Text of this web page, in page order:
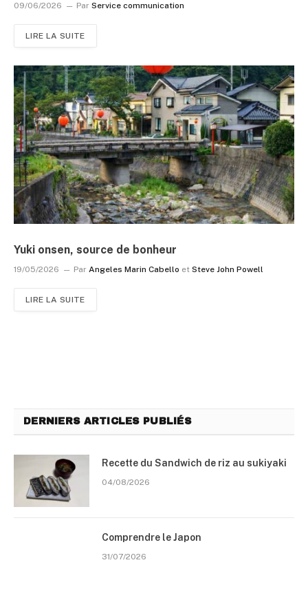
09/06/2026 Par Service communication
LIRE LA SUITE
Yuki onsen, source de bonheur
19/05/2026 Par Angeles Marin Cabello et Steve John Powell
LIRE LA SUITE
DERNIERS ARTICLES PUBLIÉS
Recette du Sandwich de riz au sukiyaki
04/08/2026
Comprendre le Japon
31/07/2026